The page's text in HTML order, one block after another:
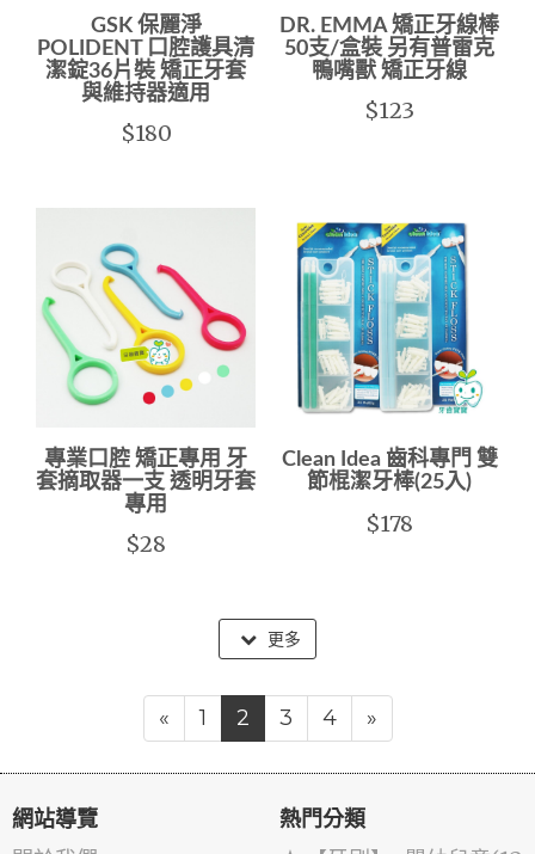
GSK 保麗淨
POLIDENT 口腔護具清
潔錠36片裝 矯正牙套
與維持器適用
$180
DR. EMMA 矯正牙線棒
50支/盒裝 另有普雷克
鴨嘴獸 矯正牙線
$123
專業口腔 矯正專用 牙
套摘取器一支 透明牙套
專用
$28
Clean Idea 齒科專門 雙
節棍潔牙棒(25入)
$178
更多
« 1 2 3 4 »
網站導覽 熱門分類